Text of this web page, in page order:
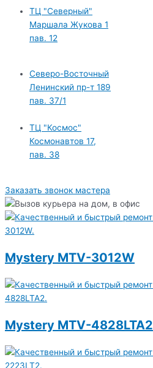
ТЦ "Северный"
Маршала Жукова 1
пав. 12
Северо-Восточный
Ленинский пр-т 189
пав. 37/1
ТЦ "Космос"
Космонавтов 17,
пав. 38
Заказать звонок мастера
Mystery MTV-3012W
Mystery MTV-4828LTA2